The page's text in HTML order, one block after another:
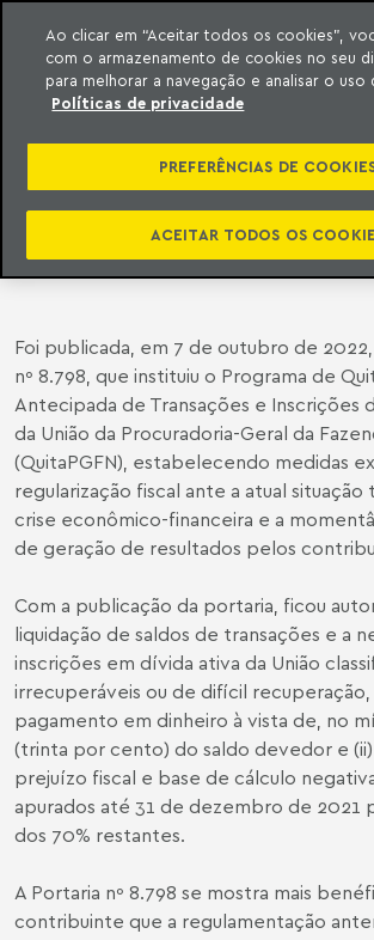
o conteúdo
Meyer
A PORTARIA PGFN Nº
PERMITE ÀS EMPRESAS
PREJUÍZO FISCAL PARA
DÍVIDA COM A PGFN
Foi publicada, em 7 de outubro de 2022,
nº 8.798, que instituiu o Programa de
Antecipada de Transações e Inscrições
da União da Procuradoria-Geral da
(QuitaPGFN), estabelecendo medidas
regularização fiscal ante a atual situação
crise econômico-financeira e a
de geração de resultados pelos
Com a publicação da portaria, ficou
liquidação de saldos de transações e a
inscrições em dívida ativa da União
irrecuperáveis ou de difícil
pagamento em dinheiro à vista de, no
(trinta por cento) do saldo devedor e (ii)
prejuízo fiscal e base de cálculo
apurados até 31 de dezembro de 2021
dos 70% restantes.
A Portaria nº 8.798 se mostra mais
contribuinte que a regulamentação
Ao clicar em “Aceitar todos os cookies”,
com o armazenamento de cookies no seu
para melhorar a navegação e analisar o uso
Políticas de privacidade
PREFERÊNCIAS DE
ACEITAR TODOS OS